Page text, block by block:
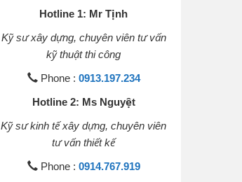
Hotline 1: Mr Tịnh
Kỹ sư xây dựng, chuyên viên tư vấn
kỹ thuật thi công
Phone : 0913.197.234
Hotline 2: Ms Nguyệt
Kỹ sư kinh tế xây dựng, chuyên viên
tư vấn thiết kế
Phone : 0914.767.919